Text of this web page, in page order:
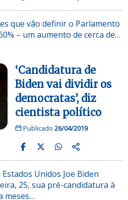
que vão definir o Parlamento
– um aumento de cerca de…
‘Candidatura de
Biden vai dividir os
democratas’, diz
cientista político
Publicado 26/04/2019
Unidos Joe Biden
25, sua pré-candidatura à
meses…